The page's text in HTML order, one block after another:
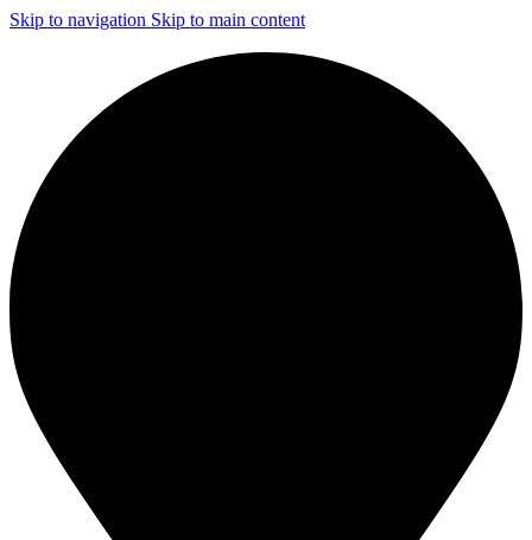
Skip to navigation Skip to main content